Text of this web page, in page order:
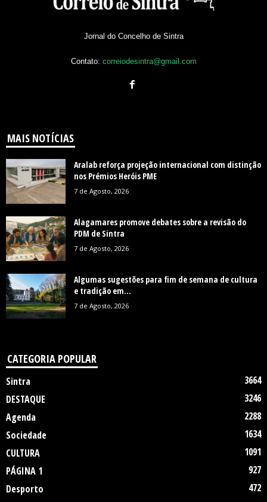
Jornal do Concelho de Sintra
Contato: correiodesintra@gmail.com
MAIS NOTÍCIAS
Aralab reforça projeção internacional com distinção
nos Prémios Heróis PME
7 de Agosto, 2026
Alagamares promove debates sobre a revisão do
PDM de Sintra
7 de Agosto, 2026
Algumas sugestões para fim de semana de cultura
e tradição em...
7 de Agosto, 2026
CATEGORIA POPULAR
Sintra
3664
DESTAQUE
3246
Agenda
2288
Sociedade
1634
CULTURA
1091
PÁGINA 1
927
Desporto
472